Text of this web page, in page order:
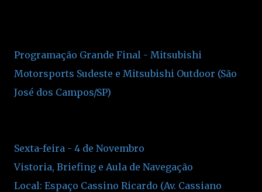
Programação Grande Final - Mitsubishi
Motorsports Sudeste e Mitsubishi Outdoor (São
José dos Campos/SP)
Sexta-feira - 4 de Novembro
Vistoria, Briefing e Aula de Navegação
Local: Espaço Cassino Ricardo (Av. Cassiano